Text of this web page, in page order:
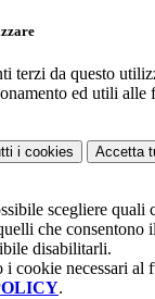
terzi da questo
ed utili alle
i cookies Accetta
scegliere quali
che consentono
disabilitarli.
i cookie necessari al
.